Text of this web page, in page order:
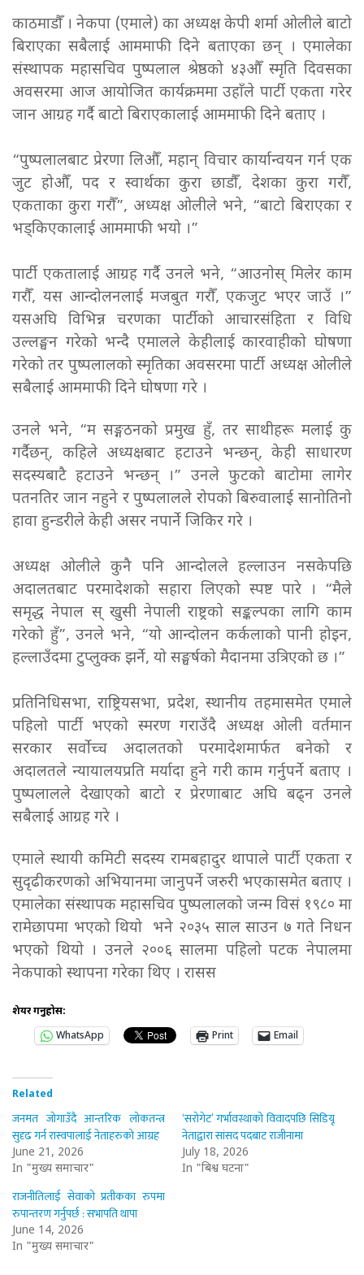
काठमाडौँ । नेकपा (एमाले) का अध्यक्ष केपी शर्मा ओलीले बाटो
बिराएका सबैलाई आममाफी दिने बताएका छन् । एमालेका
संस्थापक महासचिव पुष्पलाल श्रेष्ठको ४३औँ स्मृति दिवसका
अवसरमा आज आयोजित कार्यक्रममा उहाँले पार्टी एकता गरेर
जान आग्रह गर्दै बाटो बिराएकालाई आममाफी दिने बताए ।
“पुष्पलालबाट प्रेरणा लिऔँ, महान् विचार कार्यान्वयन गर्न एक
जुट होऔँ, पद र स्वार्थका कुरा छाडौँ, देशका कुरा गरौँ,
एकताका कुरा गरौँ”, अध्यक्ष ओलीले भने, “बाटो बिराएका र
भड्किएकालाई आममाफी भयो ।”
पार्टी एकतालाई आग्रह गर्दै उनले भने, “आउनोस् मिलेर काम
गरौँ, यस आन्दोलनलाई मजबुत गरौँ, एकजुट भएर जाउँ ।”
यसअघि विभिन्न चरणका पार्टीको आचारसंहिता र विधि
उल्लङ्घन गरेको भन्दै एमालले केहीलाई कारवाहीको घोषणा
गरेको तर पुष्पलालको स्मृतिका अवसरमा पार्टी अध्यक्ष ओलीले
सबैलाई आममाफी दिने घोषणा गरे ।
उनले भने, “म सङ्गठनको प्रमुख हुँ, तर साथीहरू मलाई कु
गर्दैछन्, कहिले अध्यक्षबाट हटाउने भन्छन्, केही साधारण
सदस्यबाटै हटाउने भन्छन् ।” उनले फुटको बाटोमा लागेर
पतनतिर जान नहुने र पुष्पलालले रोपको बिरुवालाई सानोतिनो
हावा हुन्डरीले केही असर नपार्ने जिकिर गरे ।
अध्यक्ष ओलीले कुनै पनि आन्दोलले हल्लाउन नसकेपछि
अदालतबाट परमादेशको सहारा लिएको स्पष्ट पारे । “मैले
समृद्ध नेपाल स् खुसी नेपाली राष्ट्रको सङ्कल्पका लागि काम
गरेको हुँ”, उनले भने, “यो आन्दोलन कर्कलाको पानी होइन,
हल्लाउँदमा टुप्लुक्क झर्ने, यो सङ्घर्षको मैदानमा उत्रिएको छ ।”
प्रतिनिधिसभा, राष्ट्रियसभा, प्रदेश, स्थानीय तहमासमेत एमाले
पहिलो पार्टी भएको स्मरण गराउँदै अध्यक्ष ओली वर्तमान
सरकार सर्वोच्च अदालतको परमादेशमार्फत बनेको र
अदालतले न्यायालयप्रति मर्यादा हुने गरी काम गर्नुपर्ने बताए ।
पुष्पलालले देखाएको बाटो र प्रेरणाबाट अघि बढ्न उनले
सबैलाई आग्रह गरे ।
एमाले स्थायी कमिटी सदस्य रामबहादुर थापाले पार्टी एकता र
सुदृढीकरणको अभियानमा जानुपर्ने जरुरी भएकासमेत बताए ।
एमालेका संस्थापक महासचिव पुष्पलालको जन्म विसं १९८० मा
रामेछापमा भएको थियो भने २०३५ साल साउन ७ गते निधन
भएको थियो । उनले २००६ सालमा पहिलो पटक नेपालमा
नेकपाको स्थापना गरेका थिए । रासस
शेयर गर्नुहोस:
WhatsApp
Print Email
Related
जनमत जोगाउँदै आन्तरिक लोकतन्त्र
सुदृढ गर्न रास्वपालाई नेताहरुको आग्रह
June 21, 2026
In "मुख्य समाचार"
‘सरोगेट’ गर्भावस्थाको विवादपछि सिडियू
नेताद्वारा सांसद पदबाट राजीनामा
July 18, 2026
In "बिश्व घटना"
राजनीतिलाई सेवाको प्रतीकका रुपमा
रुपान्तरण गर्नुपर्छ : सभापति थापा
June 14, 2026
In "मुख्य समाचार"